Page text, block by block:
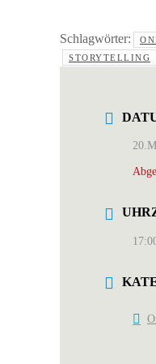
Schlagwörter:
STORYTELLING